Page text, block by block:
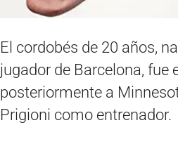
El cordobés de 20 años,
jugador de Barcelona, fue
posteriormente a
Prigioni como entrenador.